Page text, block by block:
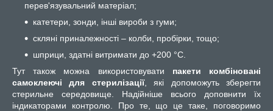
перев'язувальний матеріал;
катетери, зонди, інші вироби з гуми;
скляні приналежності – колби, пробірки, тощо;
шприци, здатні витримати до +200 °С.
Тут також можна використовувати пакети комбіновані
самоклеючі для стерилізації, які допоможуть зберегти
стерильне середовище. Надійніше всього доповнити їх
індикаторами контролю. Про те, що це таке, поговоримо